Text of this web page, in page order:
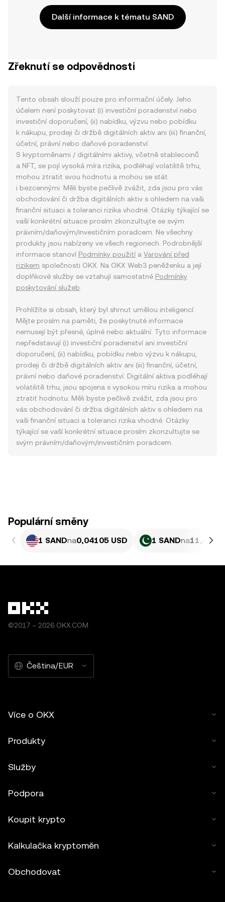
Další informace k tématu SAND
Zřeknutí se odpovědnosti
Tento obsah slouží pouze pro informační účely. Jeho
účelem není poskytovat (i) investiční poradenství nebo
investiční doporučení, (ii) nabídku, výzvu nebo pobídku
k nákupu, prodeji či držbě digitálních aktiv ani (iii) finanční,
účetní, právní nebo daňové poradenství.
S kryptoměnami / digitálními aktivy, včetně stablecoinů
a NFT, se pojí vysoká míra rizika, podléhají volatilitě trhu,
mohou ztratit svou hodnotu a mohou se stát
i bezcennými. Měli byste pečlivě zvážit, zda jsou pro vás
obchodování či držba digitálních aktiv s ohledem na vaši
finanční situaci a toleranci rizika vhodné. Otázky týkající se
vaší konkrétní situace prosím zkonzultujte se svým
právním/daňovým/investičním poradcem. Ne všechny
produkty jsou nabízeny ve všech regionech. Podrobnější
informace stanoví Podmínky použitía Varování před
rizikem společnosti OKX. Na OKX Web3 peněženku a její
doplňkové služby se vztahují samostatné Podmínky
poskytování služeb
Prohlížíte si obsah, který byl shrnut umělou inteligencí.
Mějte prosím na paměti, že poskytnuté informace
nemusejí být přesné, úplné nebo aktuální. Tyto informace
nepředstavují (i) investiční poradenství ani investiční
doporučení, (ii) nabídku, pobídku nebo výzvu k nákupu,
prodeji či držbě digitálních aktiv ani (iii) finanční, účetní,
právní nebo daňové poradenství. Digitální aktiva podléhají
volatilitě trhu, jsou spojena s vysokou míru rizika a mohou
ztratit hodnotu. Měli byste pečlivě zvážit, zda jsou pro
vás obchodování či držba digitálních aktiv s ohledem na
vaši finanční situaci a toleranci rizika vhodné. Otázky
týkající se vaší konkrétní situace prosím zkonzultujte se
svým právním/daňovým/investičním poradcem.
Populární směny
1 SANDna0,04105 USD 1 SANDna11,4 PKR
©2017 – 2026 OKX.COM
Čeština/EUR
Více o OKX
Produkty
Služby
Podpora
Koupit krypto
Kalkulačka kryptoměn
Obchodovat